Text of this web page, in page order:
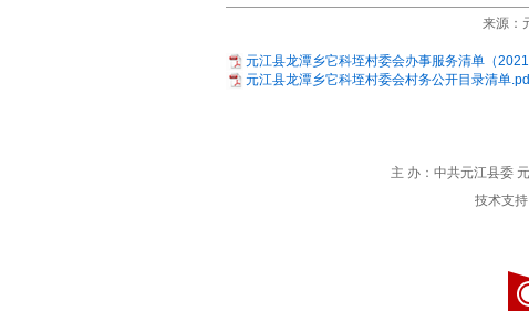
来源：
元江县龙潭乡它科垤村委会办事服务清单（
元江县龙潭乡它科垤村委会村务公开目录清单
主 办：中共元江县委
技术支